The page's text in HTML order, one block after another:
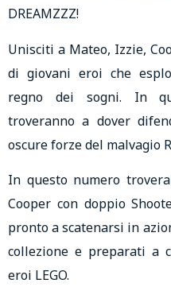
DREAMZZZ!
Unisciti a Mateo, Izzie,
di giovani eroi che
regno dei sogni. In
troveranno a dover
oscure forze del malvagio
In questo numero
Cooper con doppio
pronto a scatenarsi in
collezione e preparati a
eroi LEGO.